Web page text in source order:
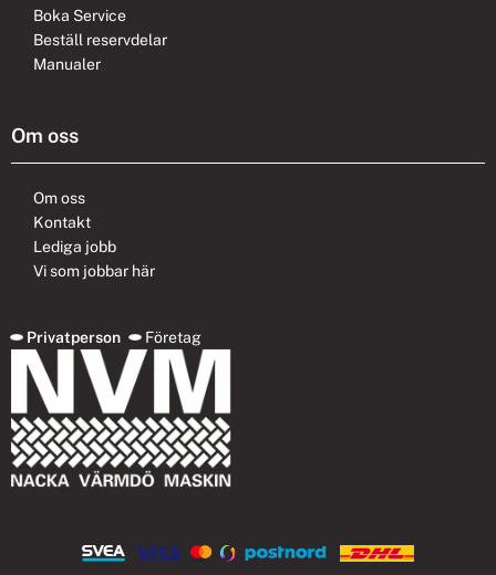
Boka Service
Beställ reservdelar
Manualer
Om oss
Om oss
Kontakt
Lediga jobb
Vi som jobbar här
Privatperson Företag